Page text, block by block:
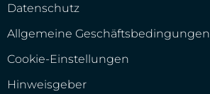
Datenschutz
Allgemeine Geschäftsbedingungen
Cookie-Einstellungen
Hinweisgeber